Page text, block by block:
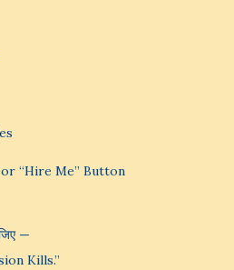
“Hire Me” Button
—
Kills.”